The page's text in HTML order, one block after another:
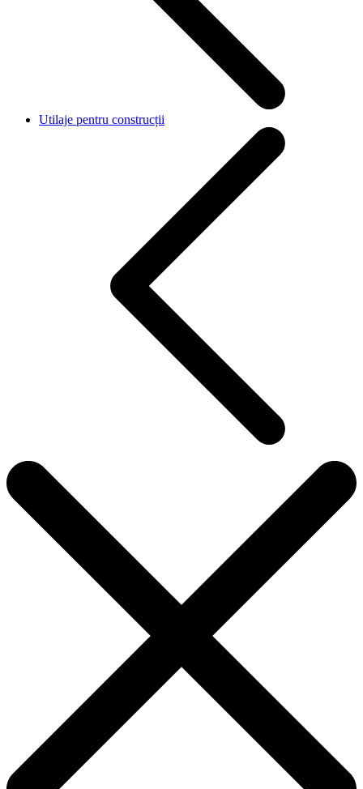
Utilaje pentru construcții